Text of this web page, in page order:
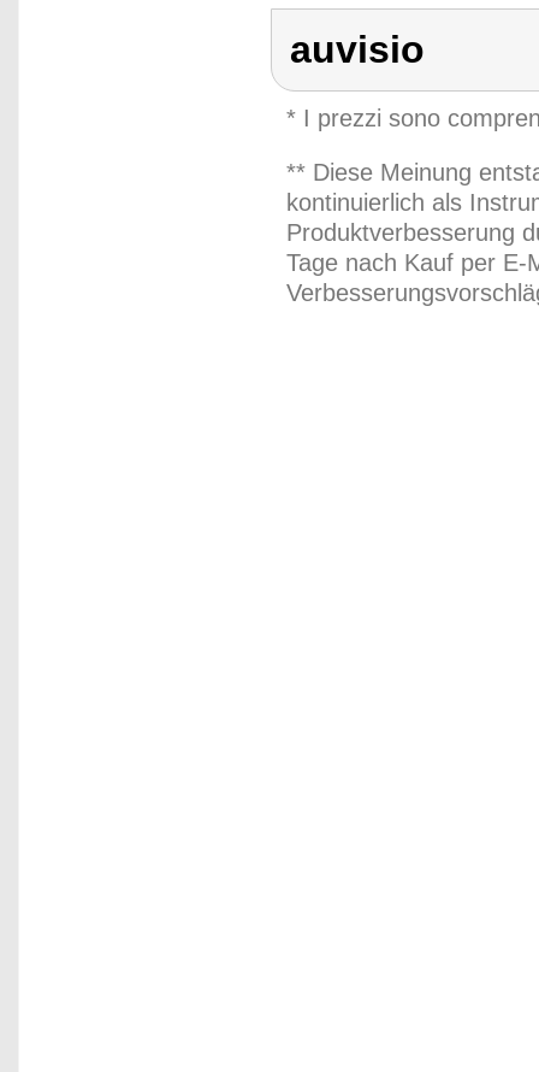
auvisio
* I prezzi sono
** Diese Meinung
kontinuierlich als
Produktverbesserung
Tage nach Kauf per E-